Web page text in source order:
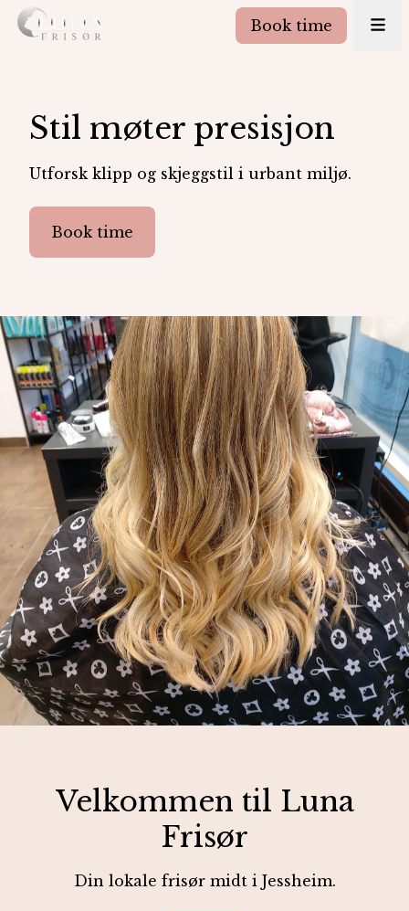
Book time
Stil møter presisjon
Utforsk klipp og skjeggstil i urbant miljø.
Book time
Velkommen til Luna
Frisør
Din lokale frisør midt i Jessheim.